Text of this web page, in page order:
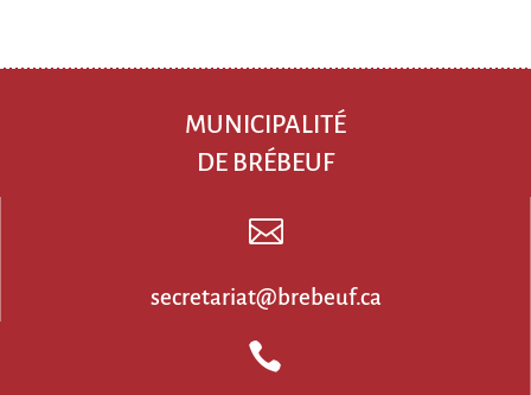
MUNICIPALITÉ
DE BRÉBEUF

secretariat@brebeuf.ca
